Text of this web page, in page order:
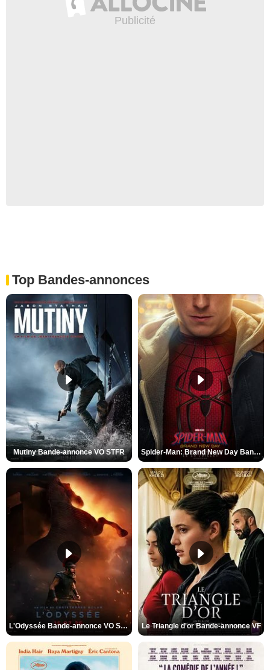
Top Bandes-annonces
Mutiny Bande-annonce VO STFR Spider-Man: Brand New Day Bande-annonce VO STFR
L'Odyssée Bande-annonce VO STFR Le Triangle d'or Bande-annonce VF